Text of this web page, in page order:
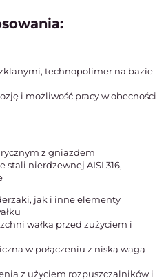
technopolimer na bazie
i możliwość pracy w obecności
z gniazdem
stali nierdzewnej AISI 316,
jak i inne elementy
wałka przed zużyciem i
w połączeniu z niską wagą
z użyciem rozpuszczalników i